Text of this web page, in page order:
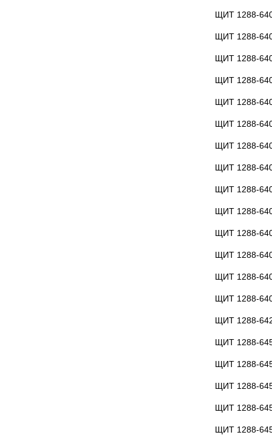
ЩИТ 1288-
ЩИТ 1288-
ЩИТ 1288-
ЩИТ 1288-
ЩИТ 1288-
ЩИТ 1288-
ЩИТ 1288-
ЩИТ 1288-
ЩИТ 1288-
ЩИТ 1288-
ЩИТ 1288-
ЩИТ 1288-
ЩИТ 1288-
ЩИТ 1288-
ЩИТ 1288-
ЩИТ 1288-
ЩИТ 1288-
ЩИТ 1288-
ЩИТ 1288-
ЩИТ 1288-